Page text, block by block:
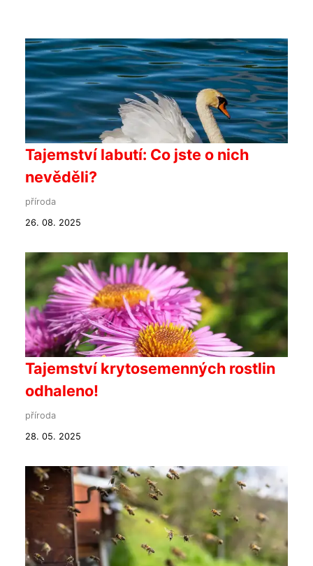
Tajemství labutí: Co jste o nich
nevěděli?
příroda
26. 08. 2025
Tajemství krytosemenných rostlin
odhaleno!
příroda
28. 05. 2025